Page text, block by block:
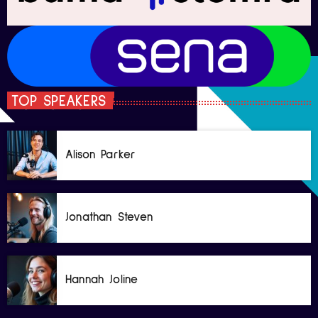
TOP SPEAKERS
Alison Parker
Jonathan Steven
Hannah Joline